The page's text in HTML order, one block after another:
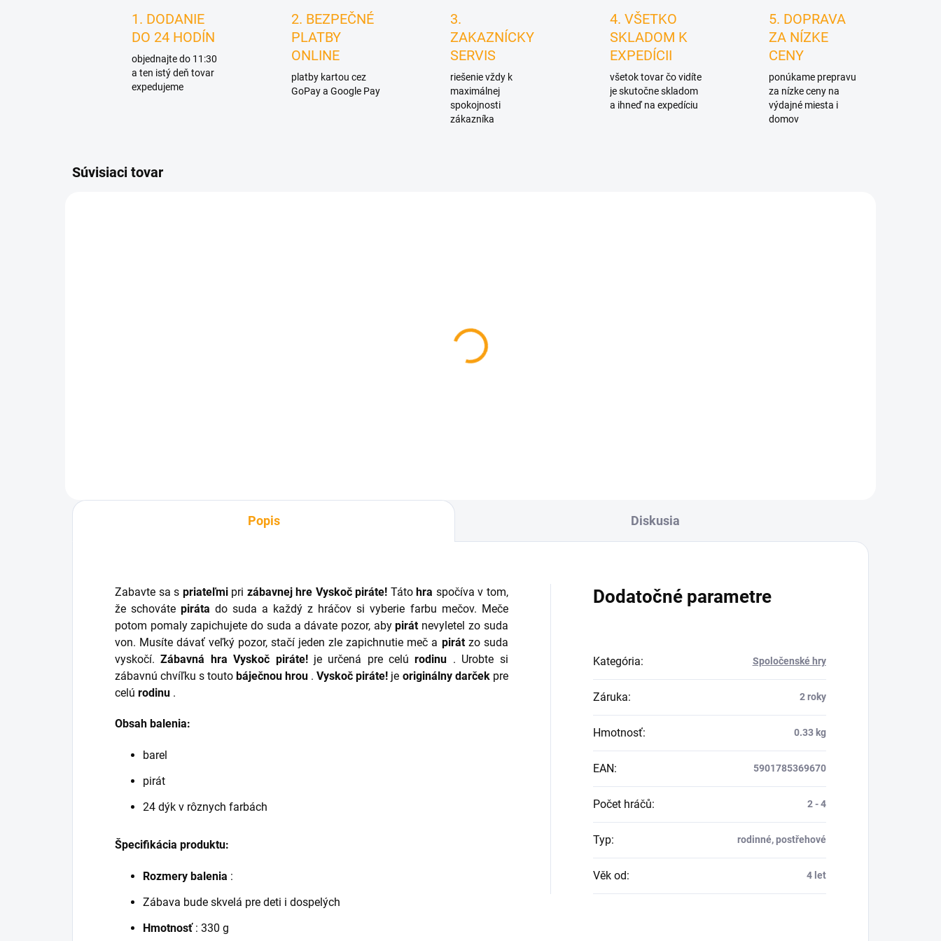
1. DODANIE
DO 24 HODÍN
objednajte do 11:30
a ten istý deň tovar
expedujeme
2. BEZPEČNÉ
PLATBY
ONLINE
platby kartou cez
GoPay a Google Pay
3.
ZAKAZNÍCKY
SERVIS
riešenie vždy k
maximálnej
spokojnosti
zákazníka
4. VŠETKO
SKLADOM K
EXPEDÍCII
všetok tovar čo vidíte
je skutočne skladom
a ihneď na expedíciu
5. DOPRAVA
ZA NÍZKE
CENY
ponúkame prepravu
za nízke ceny na
výdajné miesta i
domov
Súvisiaci tovar
Popis Diskusia
Zabavte sa s priateľmipri zábavnej hre Vyskoč piráte! Tátohra spočíva v tom,
že schovátepiráta do suda a každý z hráčov si vyberie farbu mečov. Meče
potom pomaly zapichujete do suda a dávate pozor, abypirátnevyletel zo suda
von. Musíte dávať veľký pozor, stačí jeden zle zapichnutie meč a pirátzo suda
vyskočí.Zábavná hra Vyskoč piráte!je určená pre celúrodinu . Urobte si
zábavnú chvíľku s toutobáječnou hrou .Vyskoč piráte! je originálny darčekpre
celú rodinu .
Obsah balenia:
barel
pirát
24 dýk v rôznych farbách
Špecifikácia produktu:
Rozmery balenia :
Zábava bude skvelá pre deti i dospelých
Hmotnosť: 330 g
Dodatočné parametre
Kategória: Spoločenské hry
Záruka: 2 roky
Hmotnosť: 0.33 kg
EAN: 5901785369670
Počet hráčů: 2 - 4
Typ: rodinné, postřehové
Věk od: 4 let